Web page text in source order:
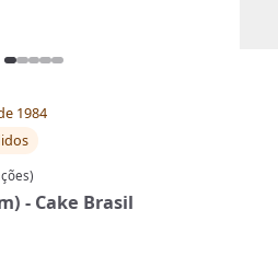
1984
- Cake Brasil